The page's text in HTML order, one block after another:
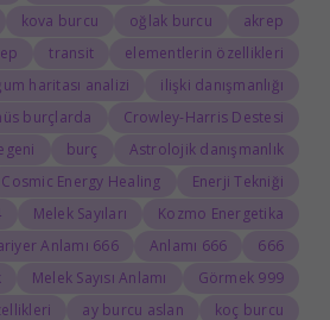
akrep
oğlak burcu
kova burcu
elementlerin özellikleri
transit
ilişki danışmanlığı
haritası analizi
Crowley-Harris Destesi
burçlarda
Astrolojik danışmanlık
burç
Enerji Tekniği
Cosmic Energy Healing
Kozmo Energetika
Melek Sayıları
666
666 Anlamı
666 Kariyer Anlamı
999 Görmek
Melek Sayısı Anlamı
koç burcu
ay burcu aslan